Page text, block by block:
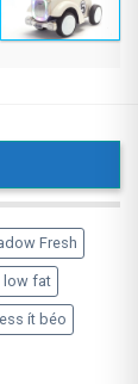
Fresh
low fat
ít béo